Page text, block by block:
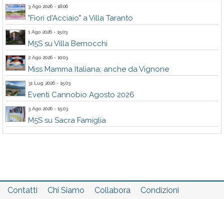
3 Ago 2026 - 18:06
"Fiori d'Acciaio" a Villa Taranto
1 Ago 2026 - 15:03
M5S su Villa Bernocchi
2 Ago 2026 - 10:03
Miss Mamma Italiana: anche da Vignone
31 Lug 2026 - 15:03
Eventi Cannobio Agosto 2026
3 Ago 2026 - 15:03
M5S su Sacra Famiglia
Contatti Chi Siamo Collabora Condizioni